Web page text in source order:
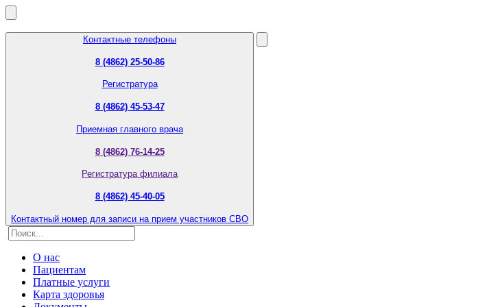
Контактные телефоны
8 (4862) 25-50-86
Регистратура
8 (4862) 45-53-47
Приемная главного врача
8 (4862) 76-14-25
Регистратура филиала
8 (4862) 45-40-05
Контактный номер для записи на прием участников СВО
О нас
Пациентам
Платные услуги
Карта здоровья